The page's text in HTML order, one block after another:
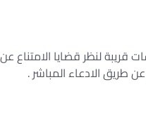
قريبة لنظر قضايا الامتناع
طريق الادعاء المباشر .